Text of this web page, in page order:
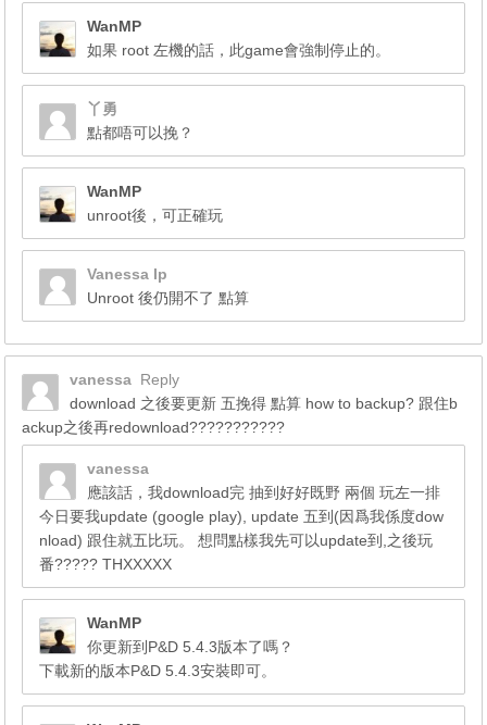
WanMP
如果 root 左機的話，此game會強制停止的。
丫勇
點都唔可以挽？
WanMP
unroot後，可正確玩
Vanessa Ip
Unroot 後仍開不了 點算
vanessa Reply
download 之後要更新 五挽得 點算 how to backup? 跟住b
ackup之後再redownload???????????
vanessa
應該話，我download完 抽到好好既野 兩個 玩左一排
今日要我update (google play), update 五到(因爲我係度dow
nload) 跟住就五比玩。 想問點樣我先可以update到,之後玩
番????? THXXXXX
WanMP
你更新到P&D 5.4.3版本了嗎？
下載新的版本P&D 5.4.3安裝即可。